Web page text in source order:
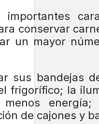
conservar
un mayor
sus bandejas
frigorífico; la
menos
de cajones y